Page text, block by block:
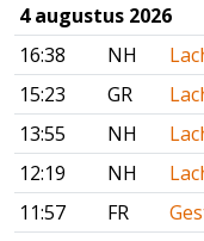
4 augustus 2026
16:38
NH
15:23
GR
13:55
NH
12:19
NH
11:57
FR